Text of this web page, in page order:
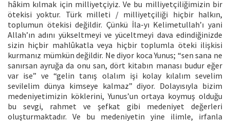
hâkim kılmak için milliyetçiyiz. Ve bu milliyetçiliğimizin bir
ötekisi yoktur. Türk milleti / milliyetçiliği hiçbir halkın,
toplumun ötekisi değildir. Çünkü İla-yı Kelimetullah’ı yani
Allah’ın adını yükseltmeyi ve yüceltmeyi dava edindiğinizde
sizin hiçbir mahlûkatla veya hiçbir toplumla öteki ilişkisi
kurmanız mümkün değildir. Ne diyor koca Yunus; “sen sana ne
sanırsan ayruğa da onu san, dört kitabın manası budur eğer
var ise” ve “gelin tanış olalım işi kolay kılalım sevelim
sevilelim dünya kimseye kalmaz” diyor. Dolayısıyla bizim
medeniyetimizin köklerini, Yunus’un ortaya koymuş olduğu
bu sevgi, rahmet ve şefkat gibi medeniyet değerleri
oluşturmaktadır. Ve bu medeniyetin yine ilimle, irfanla